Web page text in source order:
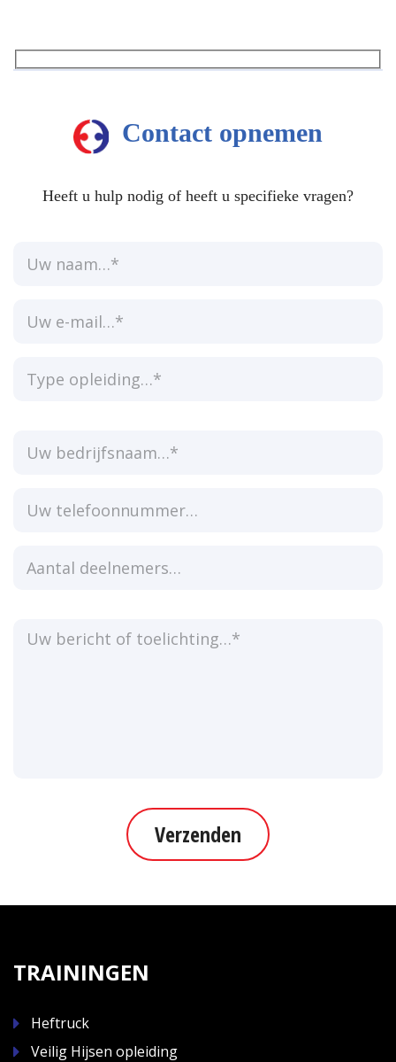
kan
op
Contact opnemen
Heeft u hulp nodig of heeft u specifieke vragen?
Verzenden
TRAININGEN
Heftruck
Veilig Hijsen opleiding